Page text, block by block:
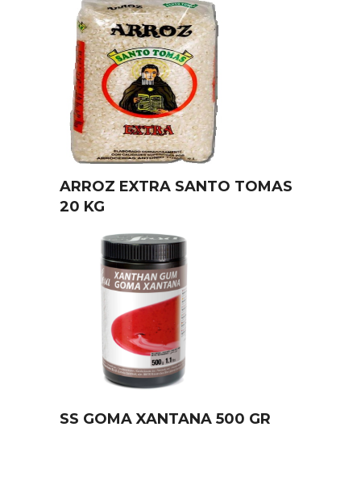
ARROZ EXTRA SANTO TOMAS
20 KG
SS GOMA XANTANA 500 GR